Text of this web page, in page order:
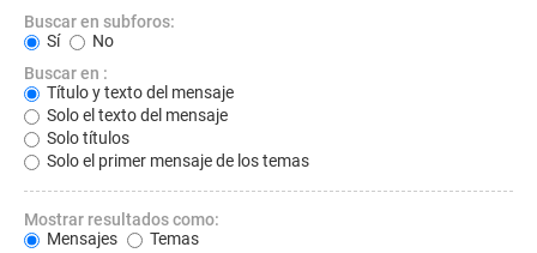
Buscar en subforos:
Sí
No
Buscar en :
Título y texto del mensaje
Solo el texto del mensaje
Solo títulos
Solo el primer mensaje de los temas
Mostrar resultados como:
Mensajes
Temas